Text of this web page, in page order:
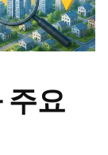
주요